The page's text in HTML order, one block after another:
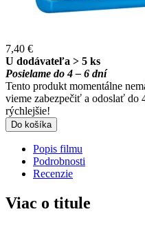
7,40 €
U dodávateľa > 5 ks
Posielame do 4 – 6 dní
Tento produkt momentálne
vieme zabezpečiť a odoslať do
rýchlejšie!
Do košíka
Popis filmu
Podrobnosti
Recenzie
Viac o titule